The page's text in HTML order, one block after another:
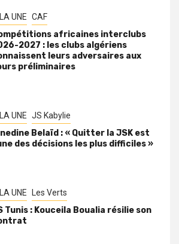
UNE CAF
africaines interclubs
2027 : les clubs algériens
leurs adversaires aux
préliminaires
UNE JS Kabylie
Belaïd : « Quitter la JSK est
des décisions les plus difficiles »
UNE Les Verts
Tunis : Kouceila Boualia résilie son